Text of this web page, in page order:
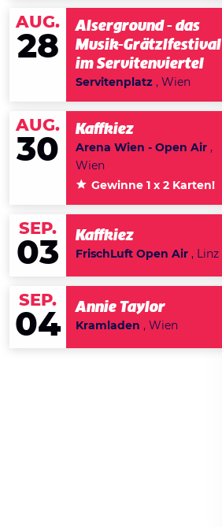
AUG.
28
Alserground - das
Musik-Grätzlfestival
im Servitenviertel
Servitenplatz , Wien
AUG.
30
Kaffkiez
Arena Wien - Open Air ,
Wien
Gewinne 1 x 2 Karten!
SEP.
03
Kaffkiez
FrischLuft Open Air , Linz
SEP.
04
Annie Taylor
Kramladen , Wien